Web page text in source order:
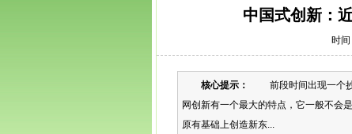
中国式创新：
时
核心提示：
前段时间出现一个抄
网创新有一个最大的特点，它一般不会
原有基础上创造新东...